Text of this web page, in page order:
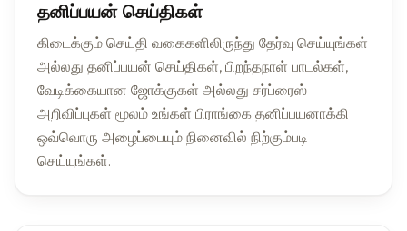
தனிப்பயன் செய்திகள்
கிடைக்கும் செய்தி வகைகளிலிருந்து தேர்வு செய்யுங்கள்
அல்லது தனிப்பயன் செய்திகள், பிறந்தநாள் பாடல்கள்,
வேடிக்கையான ஜோக்குகள் அல்லது சர்ப்ரைஸ்
அறிவிப்புகள் மூலம் உங்கள் பிராங்கை தனிப்பயனாக்கி
ஒவ்வொரு அழைப்பையும் நினைவில் நிற்கும்படி
செய்யுங்கள்.